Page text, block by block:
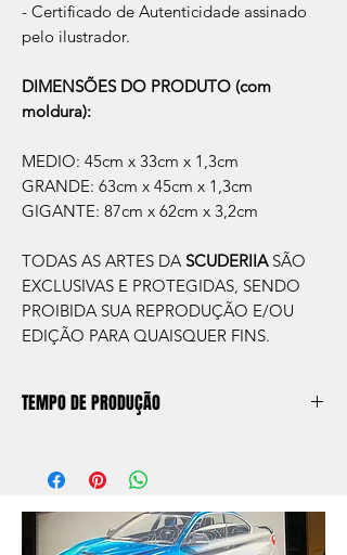
- Certificado de Autenticidade assinado
pelo ilustrador.
DIMENSÕES DO PRODUTO (com
moldura):
MEDIO: 45cm x 33cm x 1,3cm
GRANDE: 63cm x 45cm x 1,3cm
GIGANTE: 87cm x 62cm x 3,2cm
TODAS AS ARTES DA SCUDERIIA SÃO
EXCLUSIVAS E PROTEGIDAS, SENDO
PROIBIDA SUA REPRODUÇÃO E/OU
EDIÇÃO PARA QUAISQUER FINS.
TEMPO DE PRODUÇÃO
aprox. 5 dias úteis, após a confirmação de
compra.
Após a produçao, seguimos com o envio
no endereço que nos for informado na